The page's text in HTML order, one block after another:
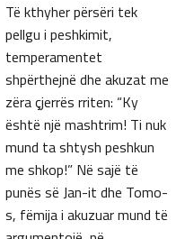
Të kthyher përsëri tek
pellgu i peshkimit,
temperamentet
shpërthejnë dhe akuzat me
zëra çjerrës rriten: “Ky
është një mashtrim! Ti nuk
mund ta shtysh peshkun
me shkop!” Në sajë të
punës së Jan-it dhe Tomo-
s, fëmija i akuzuar mund të